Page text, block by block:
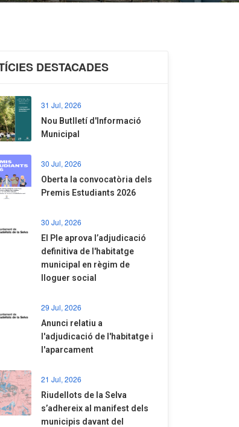
DESTACADES
31 Jul, 2026
Nou Butlletí d'Informació
Municipal
30 Jul, 2026
Oberta la convocatòria dels
Premis Estudiants 2026
30 Jul, 2026
El Ple aprova l’adjudicació
definitiva de l'habitatge
municipal en règim de
lloguer social
29 Jul, 2026
Anunci relatiu a
l'adjudicació de l'habitatge i
l'aparcament
21 Jul, 2026
Riudellots de la Selva
s’adhereix al manifest dels
municipis davant del